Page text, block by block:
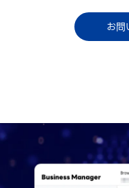
お問
ご利用中